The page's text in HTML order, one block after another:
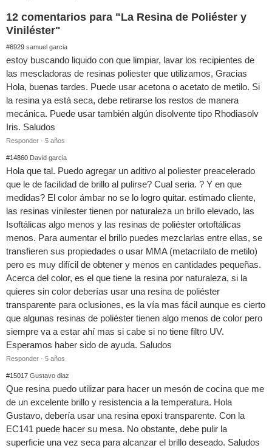
12 comentarios para "La Resina de Poliéster y
Viniléster"
#6929 samuel garcia
estoy buscando liquido con que limpiar, lavar los recipientes de
las mescladoras de resinas poliester que utilizamos, Gracias
Hola, buenas tardes. Puede usar acetona o acetato de metilo. Si
la resina ya está seca, debe retirarse los restos de manera
mecánica. Puede usar también algún disolvente tipo Rhodiasolv
Iris. Saludos
Responder · 5 años
#14860 David garcia
Hola que tal. Puedo agregar un aditivo al poliester preacelerado
que le de facilidad de brillo al pulirse? Cual seria. ? Y en que
medidas? El color ámbar no se lo logro quitar. estimado cliente,
las resinas vinilester tienen por naturaleza un brillo elevado, las
Isoftálicas algo menos y las resinas de poliéster ortoftálicas
menos. Para aumentar el brillo puedes mezclarlas entre ellas, se
transfieren sus propiedades o usar MMA (metacrilato de metilo)
pero es muy difícil de obtener y menos en cantidades pequeñas.
Acerca del color, es el que tiene la resina por naturaleza, si la
quieres sin color deberías usar una resina de poliéster
transparente para oclusiones, es la vía mas fácil aunque es cierto
que algunas resinas de poliéster tienen algo menos de color pero
siempre va a estar ahí mas si cabe si no tiene filtro UV.
Esperamos haber sido de ayuda. Saludos
Responder · 5 años
#15017 Gustavo diaz
Que resina puedo utilizar para hacer un mesón de cocina que me
de un excelente brillo y resistencia a la temperatura. Hola
Gustavo, debería usar una resina epoxi transparente. Con la
EC141 puede hacer su mesa. No obstante, debe pulir la
superficie una vez seca para alcanzar el brillo deseado. Saludos